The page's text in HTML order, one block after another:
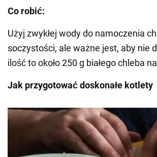
Co robić:
Użyj zwykłej wody do namoczenia
soczystości, ale ważne jest, aby nie
ilość to około 250 g białego chleba
Jak przygotować doskonałe kotlety